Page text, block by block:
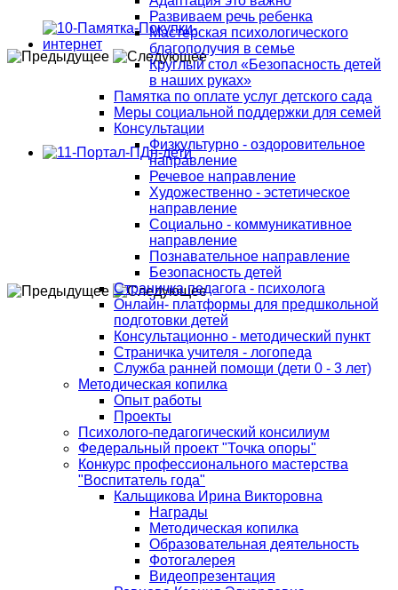
Развиваем речь ребенка
Мастерская психологического
благополучия в семье
Круглый стол «Безопасность детей
в наших руках»
Памятка по оплате услуг детского сада
Меры социальной поддержки для семей
Консультации
Физкультурно - оздоровительное
направление
Речевое направление
Художественно - эстетическое
направление
Социально - коммуникативное
направление
Познавательное направление
Безопасность детей
Страничка педагога - психолога
Онлайн- платформы для предшкольной
подготовки детей
Консультационно - методический пункт
Страничка учителя - логопеда
Служба ранней помощи (дети 0 - 3 лет)
Методическая копилка
Опыт работы
Проекты
Психолого-педагогический консилиум
Федеральный проект "Точка опоры"
Конкурс профессионального мастерства
"Воспитатель года"
Кальщикова Ирина Викторовна
Награды
Методическая копилка
Образовательная деятельность
Фотогалерея
Видеопрезентация